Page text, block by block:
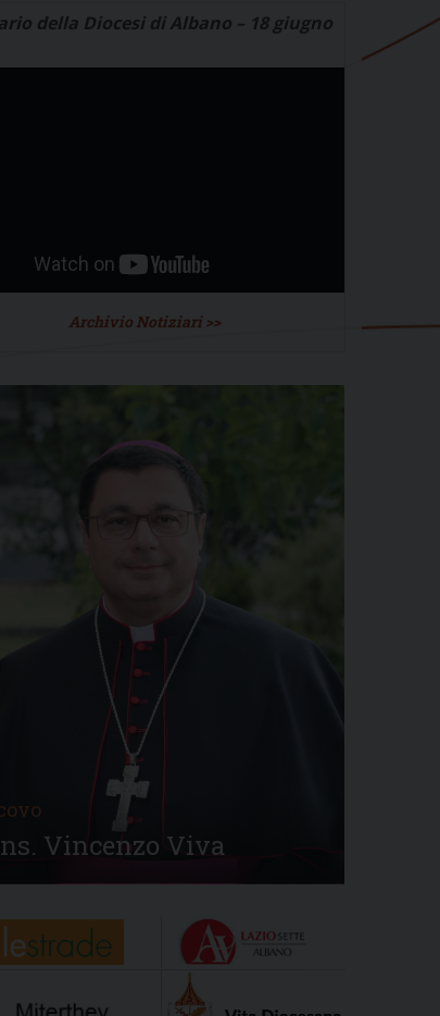
della Diocesi di Albano – 18 giugno
Archivio Notiziari >>
Vincenzo Viva